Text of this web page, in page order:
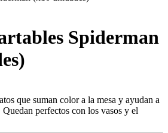
Spiderman
que suman color a la mesa y ayudan a
perfectos con los vasos y el